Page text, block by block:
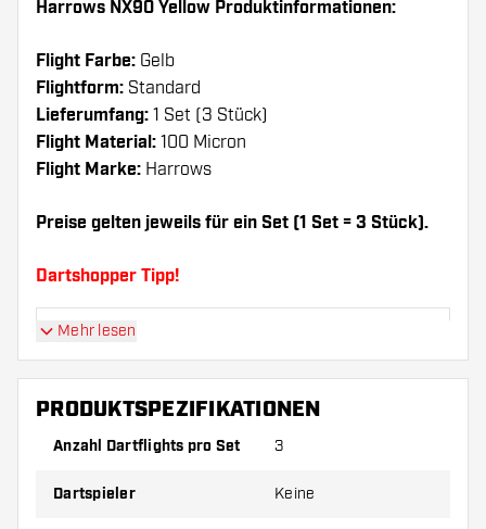
Harrows NX90 Yellow Produktinformationen:
Flight Farbe: Gelb
Flightform: Standard
Lieferumfang: 1 Set (3 Stück)
Flight Material: 100 Micron
Flight Marke: Harrows
Preise gelten jeweils für ein Set (1 Set = 3 Stück).
Dartshopper Tipp!
Sorgen Sie für genügend Ersatz Flights und
Shafts. Diese können sich durch Gebrauch
Probieren Sie eine andere Form, ein anderes
um herauszufinden, welche Variante am besten
Mehr lesen
PRODUKTSPEZIFIKATIONEN
Anzahl Dartflights pro Set 3
Dartspieler Keine